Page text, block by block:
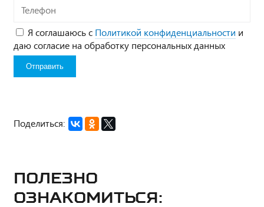
Телефон
Я соглашаюсь с Политикой конфиденциальности и
даю согласие на обработку персональных данных
Поделиться:
Полезно
ознакомиться: